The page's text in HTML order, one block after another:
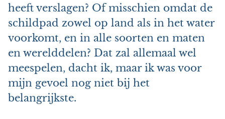
heeft verslagen? Of misschien omdat de
schildpad zowel op land als in het water
voorkomt, en in alle soorten en maten
en werelddelen? Dat zal allemaal wel
meespelen, dacht ik, maar ik was voor
mijn gevoel nog niet bij het
belangrijkste.